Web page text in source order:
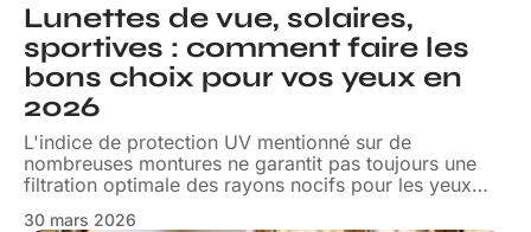
Lunettes de vue, solaires,
sportives : comment faire les
bons choix pour vos yeux en
2026
L'indice de protection UV mentionné sur de
nombreuses montures ne garantit pas toujours une
filtration optimale des rayons nocifs pour les yeux…
30 mars 2026